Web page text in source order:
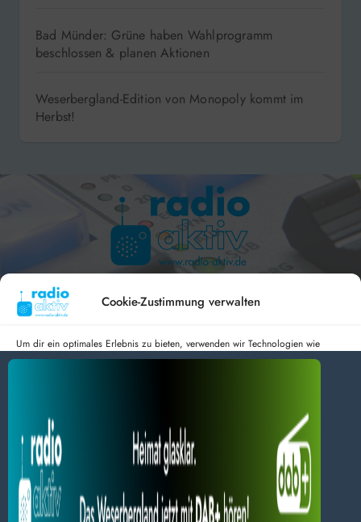
Cookie-Zustimmung verwalten
Um dir ein optimales Erlebnis zu bieten, verwenden wir Technologien wie
Cookies, um Geräteinformationen zu speichern und/oder darauf zuzugreifen.
und Funktionen beeinträchtigt werden.
Dienste verwalten
Bad Münder: Grüne haben Wahlprogramm
beschlossen & planen Aktionen
Weserbergland-Edition von Monopoly kommt im
Herbst!
Hameln 99.3 – Bad Pyrmont 94.8 – Bad Münder 107.2 –
DAB+ 9C
BlogData byThemeansar